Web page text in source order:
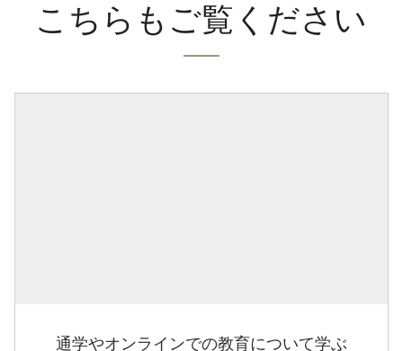
こちらもご覧ください
通学やオンラインでの教育について学ぶ